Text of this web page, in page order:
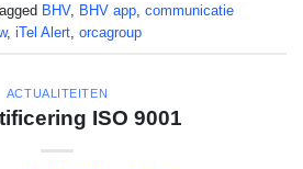
BHV, BHV app communicatie
, iTel Alert orcagroup
ACTUALITEITEN
ISO 9001